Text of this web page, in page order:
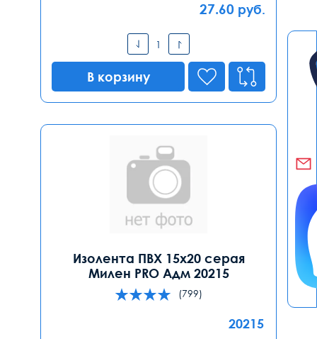
27.60 руб.
В корзину
Изолента ПВХ 15х20 серая
Милен PRO Адм 20215
(799)
20215